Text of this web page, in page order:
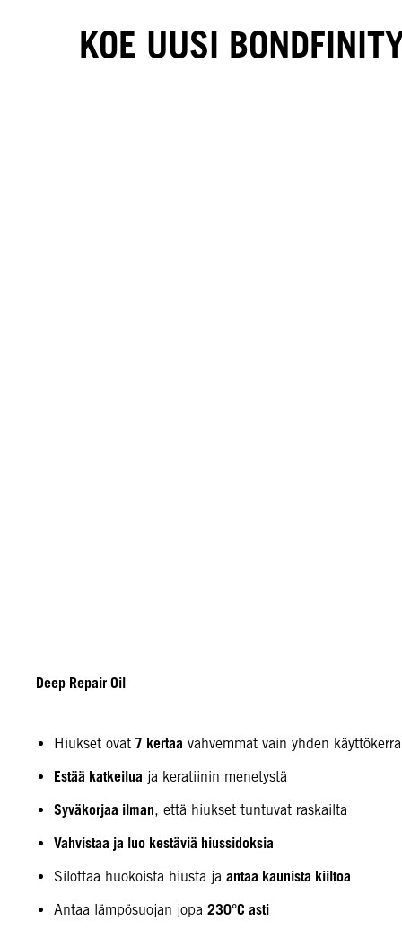
KOE UUSI
Deep Repair Oil
Hiukset ovat 7 kertaa vahvemmat vain yhden
Estää katkeilua ja keratiinin menetystä
Syväkorjaa ilman, että hiukset tuntuvat raskailta
Vahvistaa ja luo kestäviä hiussidoksia
Silottaa huokoista hiusta jaantaa kaunista kiiltoa
Antaa lämpösuojan jopa230°C asti